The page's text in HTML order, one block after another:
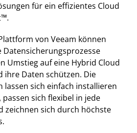
für ein effizientes Cloud
von Veeam können
Umstieg auf eine Hybrid Cloud
ihre Daten schützen. Die
lassen sich einfach installieren
sich flexibel in jede
zeichnen sich durch höchste